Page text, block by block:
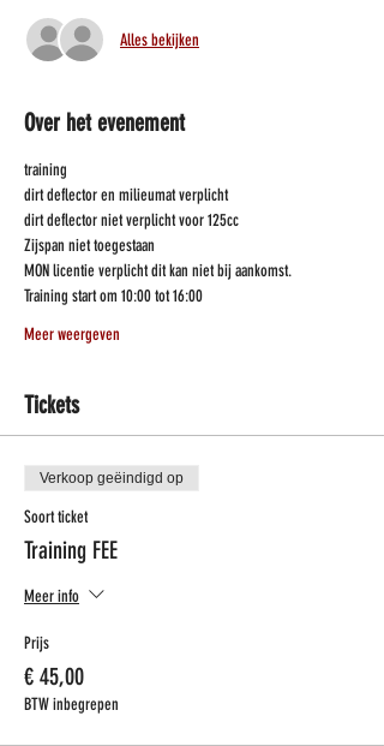
Alles bekijken
Over het evenement
training
dirt deflector en milieumat verplicht
dirt deflector niet verplicht voor 125cc
Zijspan niet toegestaan
MON licentie verplicht dit kan niet bij aankomst.
Training start om 10:00 tot 16:00
Meer weergeven
Tickets
Verkoop geëindigd op
Soort ticket
Training FEE
Meer info
Prijs
€ 45,00
BTW inbegrepen